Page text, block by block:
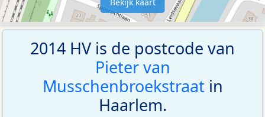
Bekijk kaart
2014 HV is de postcode van
Pieter van
Musschenbroekstraatin
Haarlem.